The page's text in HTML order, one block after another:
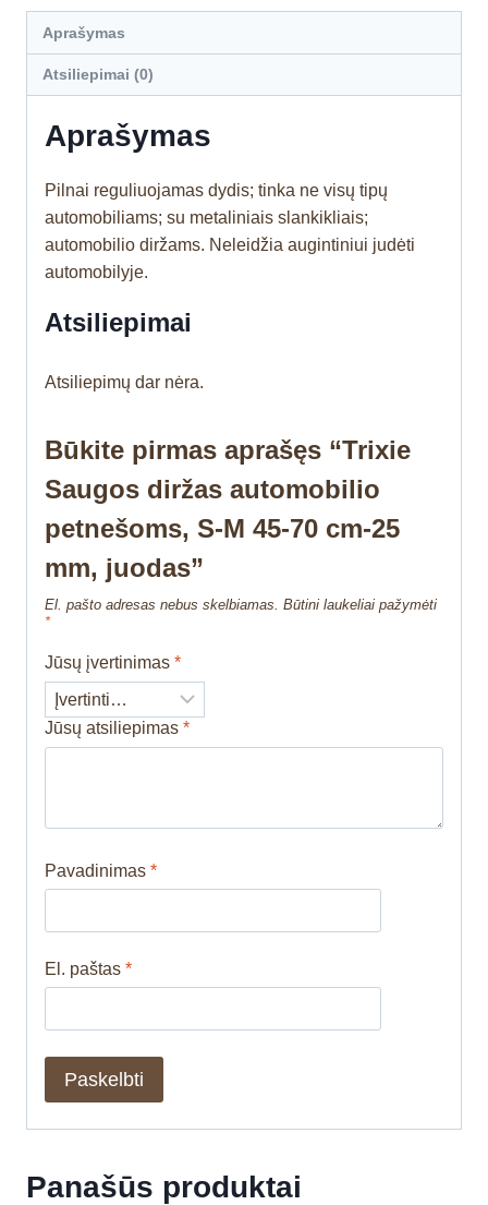
Aprašymas
Atsiliepimai (0)
Aprašymas
Pilnai reguliuojamas dydis; tinka ne visų tipų
automobiliams; su metaliniais slankikliais;
automobilio diržams. Neleidžia augintiniui judėti
automobilyje.
Atsiliepimai
Atsiliepimų dar nėra.
Būkite pirmas aprašęs “Trixie
Saugos diržas automobilio
petnešoms, S-M 45-70 cm-25
mm, juodas”
El. pašto adresas nebus skelbiamas. Būtini laukeliai pažymėti
*
Jūsų įvertinimas *
Jūsų atsiliepimas *
Pavadinimas *
El. paštas *
Panašūs produktai